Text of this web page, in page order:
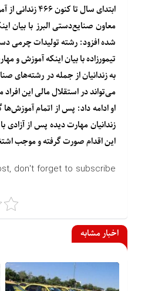
ابتدای سال تا کنون ۴۶۶ زندانی از آموزش‎های رایگان صنایع‌دستی در داخل زندان‌های البرز بهره‌مند شده‌اند.
معاون صنایع‌دستی البرز با بیان
شده افزود: رشته تولیدات چرمی دست‌دوز با بیش از ۳۳۰ نفر هنرجو جزو پراستقبال‌ترین
تیمورزاده با بیان اینکه آموزش و
به زندانیان از جمله در رشته‌های
می‌تواند در استقلال مالی این افراد
او ادامه داد: پس از اتمام
زندانیان مهارت دیده پس از آزادی
این اقدام صورت گرفته و موجب
don't forget to subscribe!
اخبار مشابه